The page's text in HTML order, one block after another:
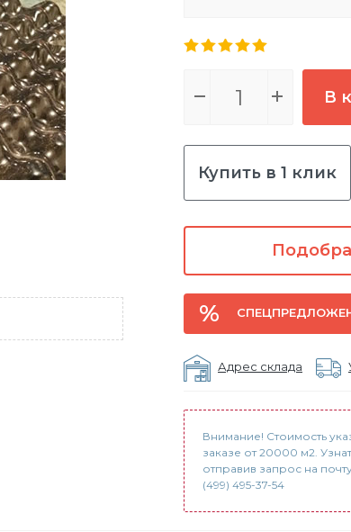
В
Купить в 1 клик
Адрес склада
Внимание! Стоимость
заказе от 20000 м2.
отправив запрос на
(499) 495-37-54